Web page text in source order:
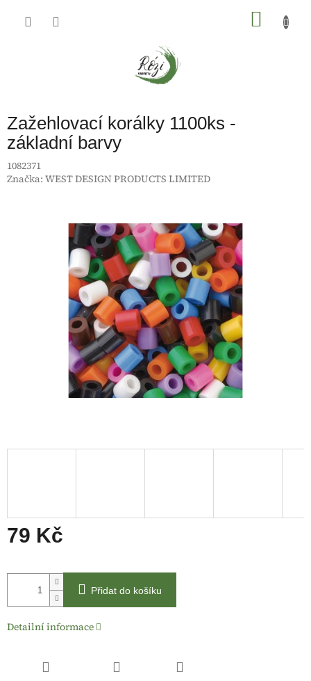
Zažehlovací korálky 1100ks -
základní barvy
1082371
Značka: WEST DESIGN PRODUCTS LIMITED
79 Kč
cena:
Přidat do košíku
Detailní informace